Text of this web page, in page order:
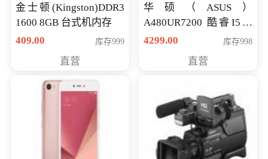
金士顿(Kingston)DDR3
1600 8GB 台式机内存
409.00
库存999
直营
华硕（ASUS）
A480UR7200 酷睿I5超
薄学生办公游戏独显笔
NV930-2G独
4299.00 库存998
直营